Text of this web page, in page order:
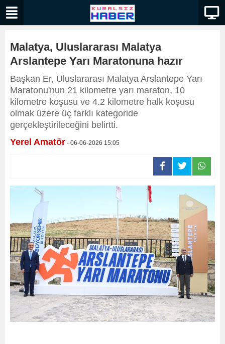
Malatya, Uluslararası Malatya
Arslantepe Yarı Maratonuna hazır
Başkan Er, Uluslararası Malatya Arslantepe Yarı
Maratonu'nun 21 kilometre yarı maraton, 10
kilometre koşusu ve 4.2 kilometre halk koşusu
olmak üzere üç farklı kategoride
gerçekleştirileceğini belirtti.
Yerel Amatör - 06-06-2026 15:05